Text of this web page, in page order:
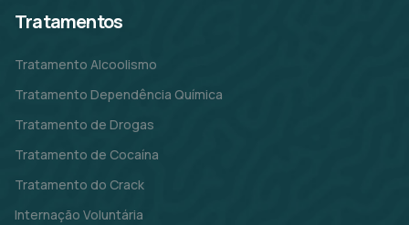
Tratamentos
Tratamento Alcoolismo
Tratamento Dependência Química
Tratamento de Drogas
Tratamento de Cocaína
Tratamento do Crack
Internação Voluntária